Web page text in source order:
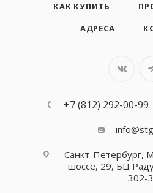
КАК КУПИТЬ
АДРЕСА
+7 (812) 292-00-99
Санкт-Петербург,
шоссе, 29, БЦ
302-